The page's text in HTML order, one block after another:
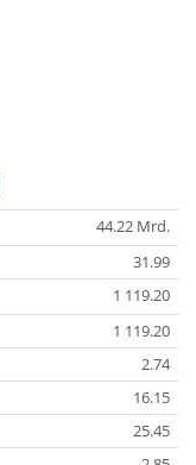
44.22 Mrd.
31.99
1 119.20
1 119.20
2.74
16.15
25.45